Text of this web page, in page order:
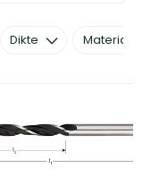
Dikte Materiaal